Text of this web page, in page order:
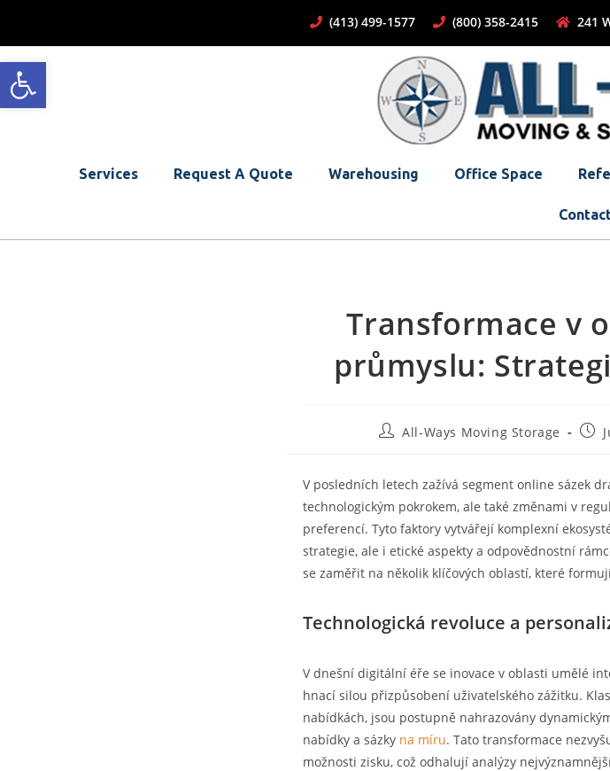
Open toolbar
(413) 499-1577 (800) 358-2415 241
Services Request A Quote Warehousing Office Space
Transformace v
průmyslu:
All-Ways Moving Storage
V posledních letech zažívá segment online sázek
technologickým pokrokem, ale také změnami v
preferencí. Tyto faktory vytvářejí komplexní
strategie, ale i etické aspekty a odpovědnostní
se zaměřit na několik klíčových oblastí, které
Technologická revoluce a
V dnešní digitální éře se inovace v oblasti umělé
hnací silou přizpůsobení uživatelského zážitku.
nabídkách, jsou postupně nahrazovány
nabídky a sázky na míru. Tato transformace
možnosti zisku, což odhalují analýzy